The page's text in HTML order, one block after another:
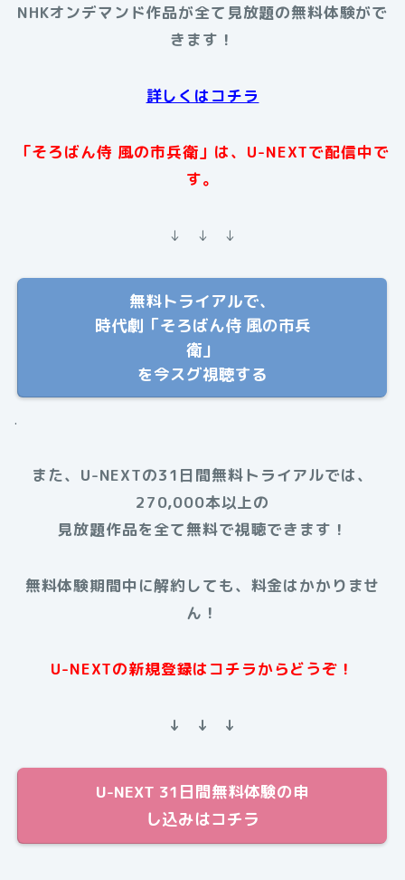
NHKオンデマンド作品が全て見放題の無料体験がで
きます！
詳しくはコチラ
「そろばん侍 風の市兵衛」は、U-NEXTで配信中で
す。
↓ ↓ ↓
無料トライアルで、
時代劇「そろばん侍 風の市兵
衛」
を今スグ視聴する
.
また、U-NEXTの31日間無料トライアルでは、
270,000本以上の
見放題作品を全て無料で視聴できます！
無料体験期間中に解約しても、料金はかかりませ
ん！
U-NEXTの新規登録はコチラからどうぞ！
↓ ↓ ↓
U-NEXT 31日間無料体験の申
し込みはコチラ